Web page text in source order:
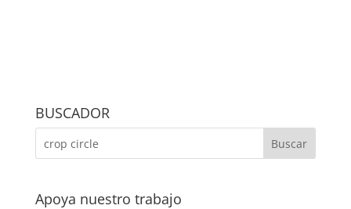
BUSCADOR
Apoya nuestro trabajo